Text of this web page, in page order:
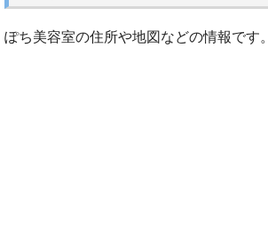
ぽち美容室の住所や地図などの情報です。